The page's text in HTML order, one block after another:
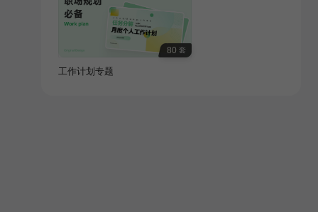
80 套
工作计划专题